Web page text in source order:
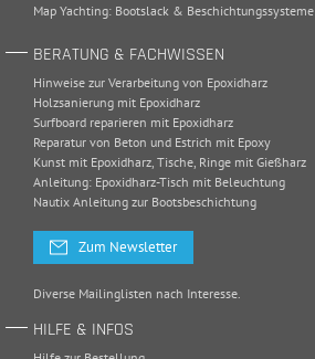
Map Yachting: Bootslack & Beschichtungssysteme
BERATUNG & FACHWISSEN
Hinweise zur Verarbeitung von Epoxidharz
Holzsanierung mit Epoxidharz
Surfboard reparieren mit Epoxidharz
Reparatur von Beton und Estrich mit Epoxy
Kunst mit Epoxidharz, Tische, Ringe mit Gießharz
Anleitung: Epoxidharz-Tisch mit Beleuchtung
Nautix Anleitung zur Bootsbeschichtung
Zum Newsletter
Diverse Mailinglisten nach Interesse.
HILFE & INFOS